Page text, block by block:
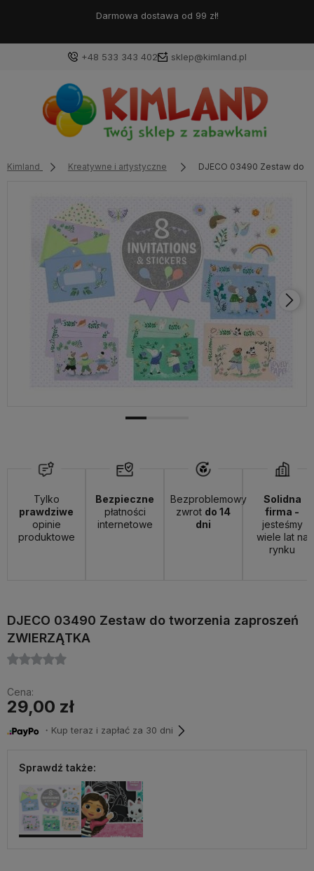
Darmowa dostawa od 99 zł!
+48 533 343 402 sklep@kimland.pl
Kimland Kreatywne i artystyczne DJECO 03490 Zestaw do
Tylko
prawdziwe
opinie
produktowe
Bezpieczne
płatności
internetowe
Bezproblemowy
zwrot do 14
dni
Solidna
firma -
jesteśmy
wiele lat na
rynku
DJECO 03490 Zestaw do tworzenia zaproszeń
ZWIERZĄTKA
Cena:
29,00 zł
・Kup teraz i zapłać za 30 dni
Sprawdź także: